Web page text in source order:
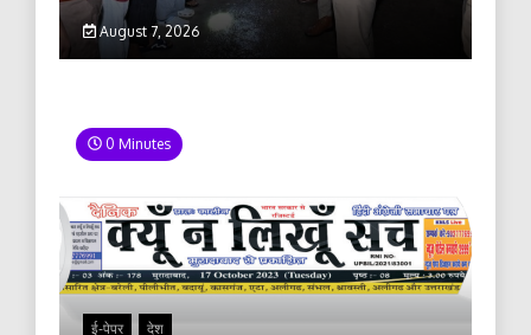
August 7, 2026
0 Minutes
ई-पेपर देश